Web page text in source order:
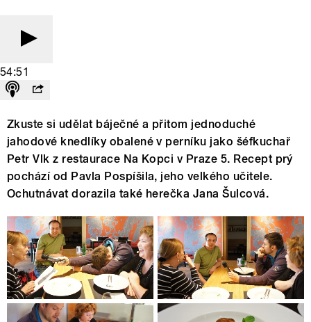
54:51
Zkuste si udělat báječné a přitom jednoduché
jahodové knedlíky obalené v perníku jako šéfkuchař
Petr Vlk z restaurace Na Kopci v Praze 5. Recept prý
pochází od Pavla Pospíšila, jeho velkého učitele.
Ochutnávat dorazila také herečka Jana Šulcová.